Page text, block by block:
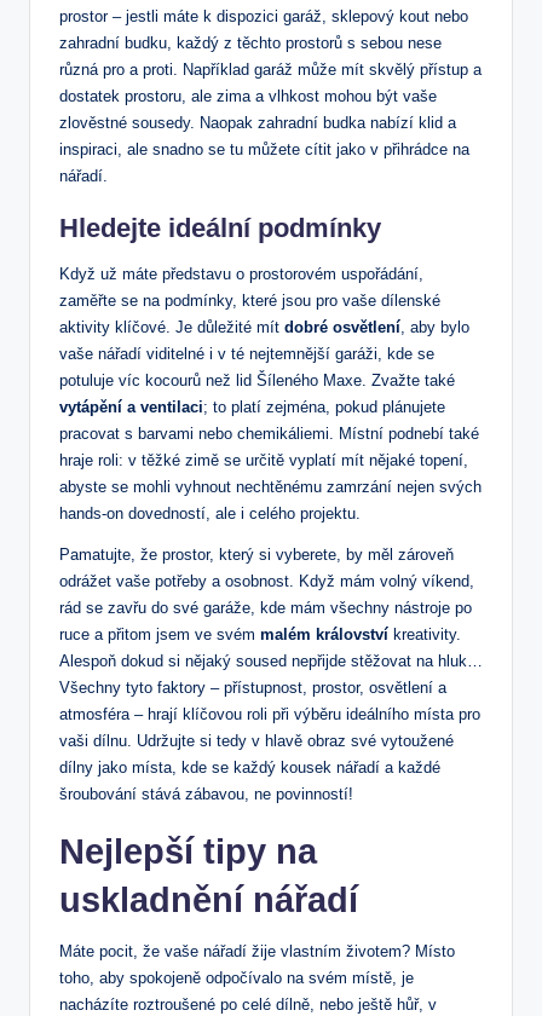
prostor – jestli máte k dispozici garáž, sklepový kout nebo
zahradní budku, každý z těchto prostorů s sebou nese
různá pro a proti. Například garáž může mít skvělý přístup a
dostatek prostoru, ale zima a vlhkost mohou být vaše
zlověstné sousedy. Naopak zahradní budka nabízí klid a
inspiraci, ale snadno se tu můžete cítit jako v přihrádce na
nářadí.
Hledejte ideální podmínky
Když už máte představu o prostorovém uspořádání,
zaměřte se na podmínky, které jsou pro vaše dílenské
aktivity klíčové. Je důležité mít dobré osvětlení, aby bylo
vaše nářadí viditelné i v té nejtemnější garáži, kde se
potuluje víc kocourů než lid Šíleného Maxe. Zvažte také
vytápění a ventilaci; to platí zejména, pokud plánujete
pracovat s barvami nebo chemikáliemi. Místní podnebí také
hraje roli: v těžké zimě se určitě vyplatí mít nějaké topení,
abyste se mohli vyhnout nechtěnému zamrzání nejen svých
hands-on dovedností, ale i celého projektu.
Pamatujte, že prostor, který si vyberete, by měl zároveň
odrážet vaše potřeby a osobnost. Když mám volný víkend,
rád se zavřu do své garáže, kde mám všechny nástroje po
ruce a přitom jsem ve svém malém království kreativity.
Alespoň dokud si nějaký soused nepřijde stěžovat na hluk…
Všechny tyto faktory – přístupnost, prostor, osvětlení a
atmosféra – hrají klíčovou roli při výběru ideálního místa pro
vaši dílnu. Udržujte si tedy v hlavě obraz své vytoužené
dílny jako místa, kde se každý kousek nářadí a každé
šroubování stává zábavou, ne povinností!
Nejlepší tipy na
uskladnění nářadí
Máte pocit, že vaše nářadí žije vlastním životem? Místo
toho, aby spokojeně odpočívalo na svém místě, je
nacházíte roztroušené po celé dílně, nebo ještě hůř, v